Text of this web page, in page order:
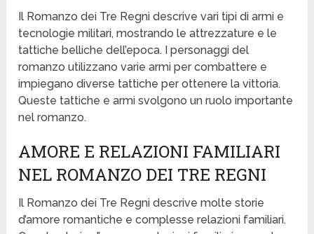
Il Romanzo dei Tre Regni descrive vari tipi di armi e
tecnologie militari, mostrando le attrezzature e le
tattiche belliche dell’epoca. I personaggi del
romanzo utilizzano varie armi per combattere e
impiegano diverse tattiche per ottenere la vittoria.
Queste tattiche e armi svolgono un ruolo importante
nel romanzo.
AMORE E RELAZIONI FAMILIARI
NEL ROMANZO DEI TRE REGNI
Il Romanzo dei Tre Regni descrive molte storie
d’amore romantiche e complesse relazioni familiari.